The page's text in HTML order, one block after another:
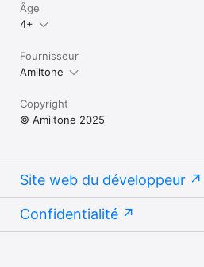
Âge
4+
Fournisseur
Amiltone
Copyright
© Amiltone 2025
Site web du développeur
Confidentialité